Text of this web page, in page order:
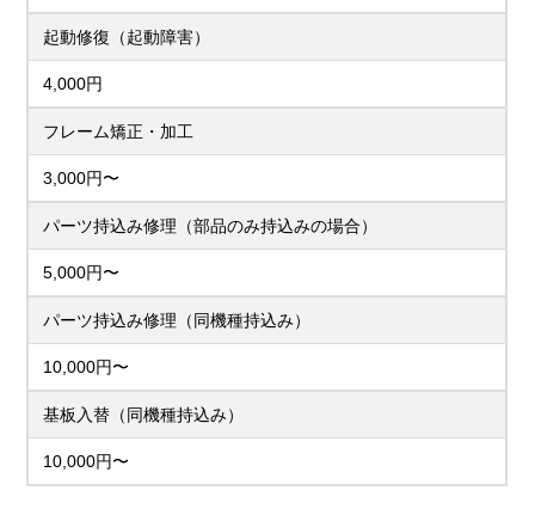
起動修復（起動障害）
4,000円
フレーム矯正・加工
3,000円〜
パーツ持込み修理（部品のみ持込みの場合）
5,000円〜
パーツ持込み修理（同機種持込み）
10,000円〜
基板入替（同機種持込み）
10,000円〜